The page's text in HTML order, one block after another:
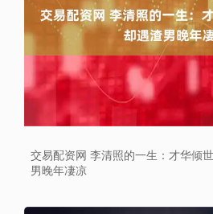
交易配资网 李清照的一生：才华倾
男晚年凄凉